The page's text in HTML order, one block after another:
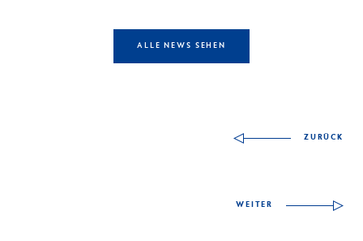
ALLE NEWS SEHEN
ZURÜCK
WEITER